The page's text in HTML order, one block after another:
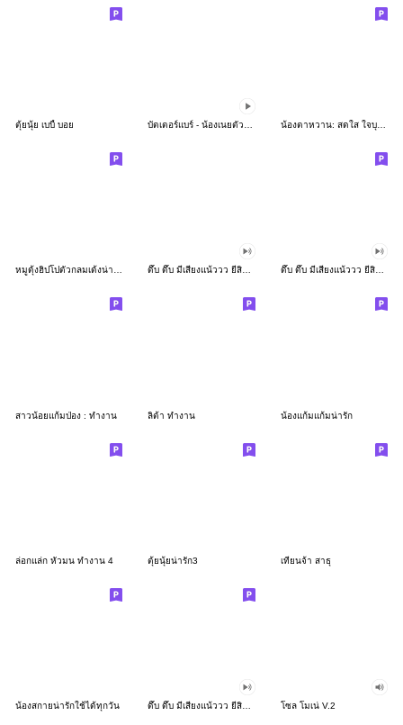
ตุ้ยนุ้ย เบบี้ บอย น้องตาหวาน: สดใส ใจบุญ (สีพาสเทล)
หมูดุ้งฮิปโปตัวกลมเด้งน่ารัก ดึ๊บ ดึ๊บ มีเสียงแน้ววว ยี่สิบเจ็ด ดึ๊บ ดึ๊บ มีเสียงแน้ววว ยี่สิบหก
สาวน้อยแก้มป่อง : ทำงาน ลิต้า ทำงาน น้องแก้มแก้มน่ารัก
ล่อกแล่ก หัวมน ทำงาน 4 ตุ้ยนุ้ยน่ารัก3 เทียนจ้า สาธุ
น้องสกายน่ารักใช้ได้ทุกวัน ดึ๊บ ดึ๊บ มีเสียงแน้ววว ยี่สิบสอง โซล โมเน่ V.2